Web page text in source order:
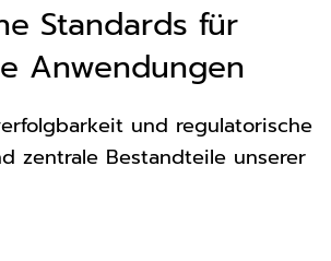
Standards für
Anwendungen
und regulatorische
zentrale Bestandteile unserer